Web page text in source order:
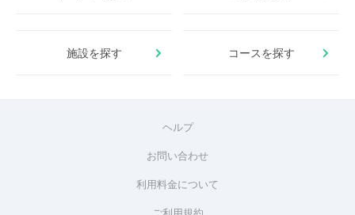
施設を探す コースを探す
ヘルプ
お問い合わせ
利用料金について